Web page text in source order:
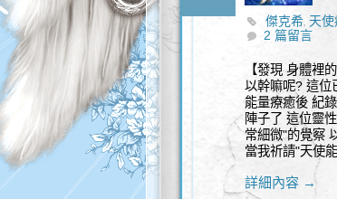
傑克希, 天
2 篇留言
【發現 身體裡
以幹嘛呢? 這位
能量療癒後 紀
陣子了 這位靈
常細微"的覺察
當我祈請"天使
詳細內容 →